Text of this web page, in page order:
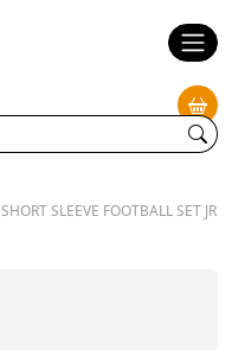
SLEEVE FOOTBALL SET JR